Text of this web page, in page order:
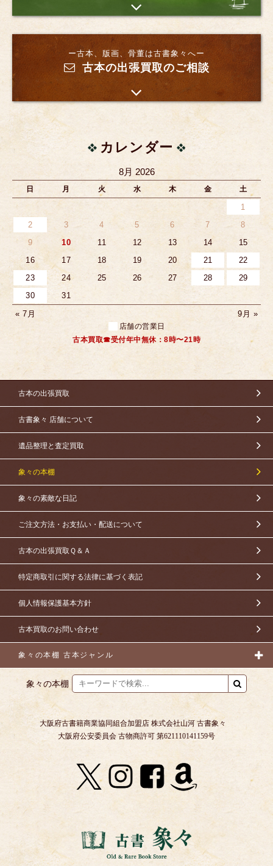
ー古本、版画、骨董は古書象々へー
古本の出張買取のご相談
カレンダー
8月 2026
日 月 火 水 木 金 土
1
2
3 4 5 6 7
8
9
10 11 12 13 14
15
16
17 18 19 20 21
22
23
24 25 26 27 28
29
30
31
« 7月
9月 »
店舗の営業日
古本買取☎受付年中無休：8時〜21時
古本の出張買取
古書象々 店舗について
遺品整理と査定買取
象々の本棚
象々の素敵な日記
ご注文方法・お支払い・配送について
古本の出張買取Ｑ＆Ａ
特定商取引に関する法律に基づく表記
個人情報保護基本方針
古本買取のお問い合わせ
象々の本棚 古本ジャンル
象々の本棚
大阪府古書籍商業協同組合加盟店 株式会社山河 古書象々
大阪府公安委員会 古物商許可 第621110141159号